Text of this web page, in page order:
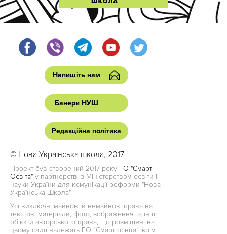
Напишіть нам
Банери НУШ
Редакційна політика
© Нова Українська школа, 2017
Проект був створений 2017 року ГО "Смарт
Освіта" у партнерстві з Міністерством освіти і
науки України для комунікації реформи "Нова
Українська Школа"
Усі виключні майнові й немайнові права на
текстові матеріали, фото, зображення та інші
об’єкти авторського права, що розміщені на
цьому сайті належать ГО “Смарт освіта”, крім